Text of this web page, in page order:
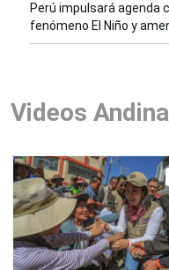
Perú impulsará agenda
fenómeno El Niño y
Videos Andina